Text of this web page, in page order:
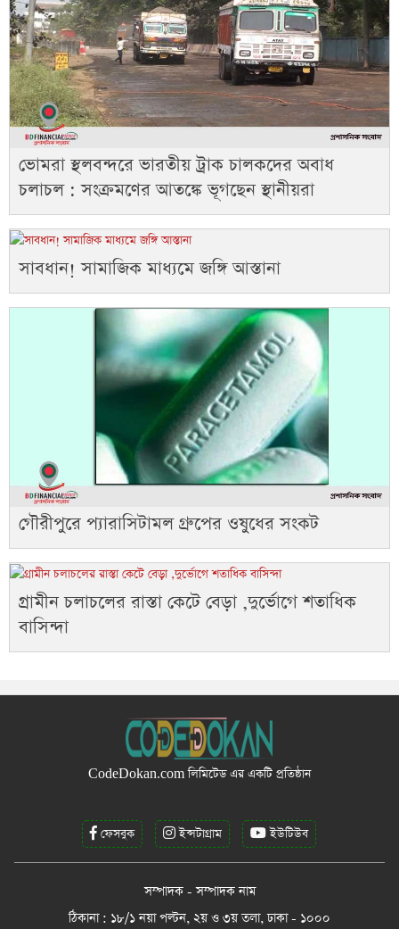
ভোমরা স্থলবন্দরে ভারতীয় ট্রাক চালকদের অবাধ
চলাচল : সংক্রমণের আতঙ্কে ভূগছেন স্থানীয়রা
সাবধান! সামাজিক মাধ্যমে জঙ্গি আস্তানা
গৌরীপুরে প্যারাসিটামল গ্রুপের ওষুধের সংকট
গ্রামীন চলাচলের রাস্তা কেটে বেড়া ,দুর্ভোগে শতাধিক
বাসিন্দা
CodeDokan.comলিমিটেড এর একটি প্রতিষ্ঠান
ফেসবুক ইন্সটাগ্রাম ইউটিউব
সম্পাদক - সম্পাদক নাম
ঠিকানা : ১৮/১ নয়া পল্টন, ২য় ও ৩য় তলা, ঢাকা - ১০০০